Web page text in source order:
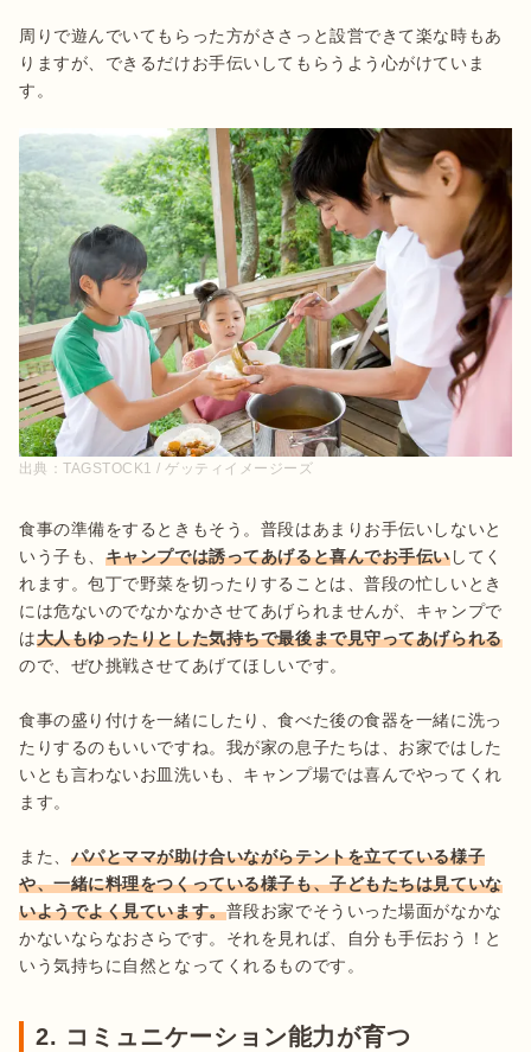
周りで遊んでいてもらった方がささっと設営できて楽な時もあ
りますが、できるだけお手伝いしてもらうよう心がけていま
す。
出典：TAGSTOCK1 / ゲッティイメージーズ
食事の準備をするときもそう。普段はあまりお手伝いしないと
いう子も、 キャンプでは誘ってあげると喜んでお手伝いしてく
れます。包丁で野菜を切ったりすることは、普段の忙しいとき
には危ないのでなかなかさせてあげられませんが、キャンプで
は大人もゆったりとした気持ちで最後まで見守ってあげられる
ので、ぜひ挑戦させてあげてほしいです。
食事の盛り付けを一緒にしたり、食べた後の食器を一緒に洗っ
たりするのもいいですね。我が家の息子たちは、お家ではした
いとも言わないお皿洗いも、キャンプ場では喜んでやってくれ
ます。
また、 パパとママが助け合いながらテントを立てている様子
や、一緒に料理をつくっている様子も、子どもたちは見ていな
いようでよく見ています。普段お家でそういった場面がなかな
かないならなおさらです。それを見れば、自分も手伝おう！と
いう気持ちに自然となってくれるものです。
2. コミュニケーション能力が育つ